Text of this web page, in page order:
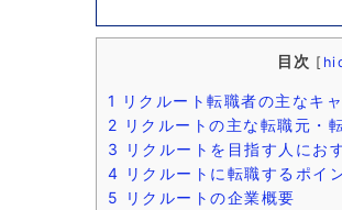
目次 [
1
リクルート転職者の主なキ
2 リクルートの主な転職元・
3
リクルートを目指す人にお
4 リクルートに転職するポイ
5
リクルートの企業概要